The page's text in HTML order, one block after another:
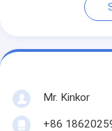
Mr. Kinkor
+86